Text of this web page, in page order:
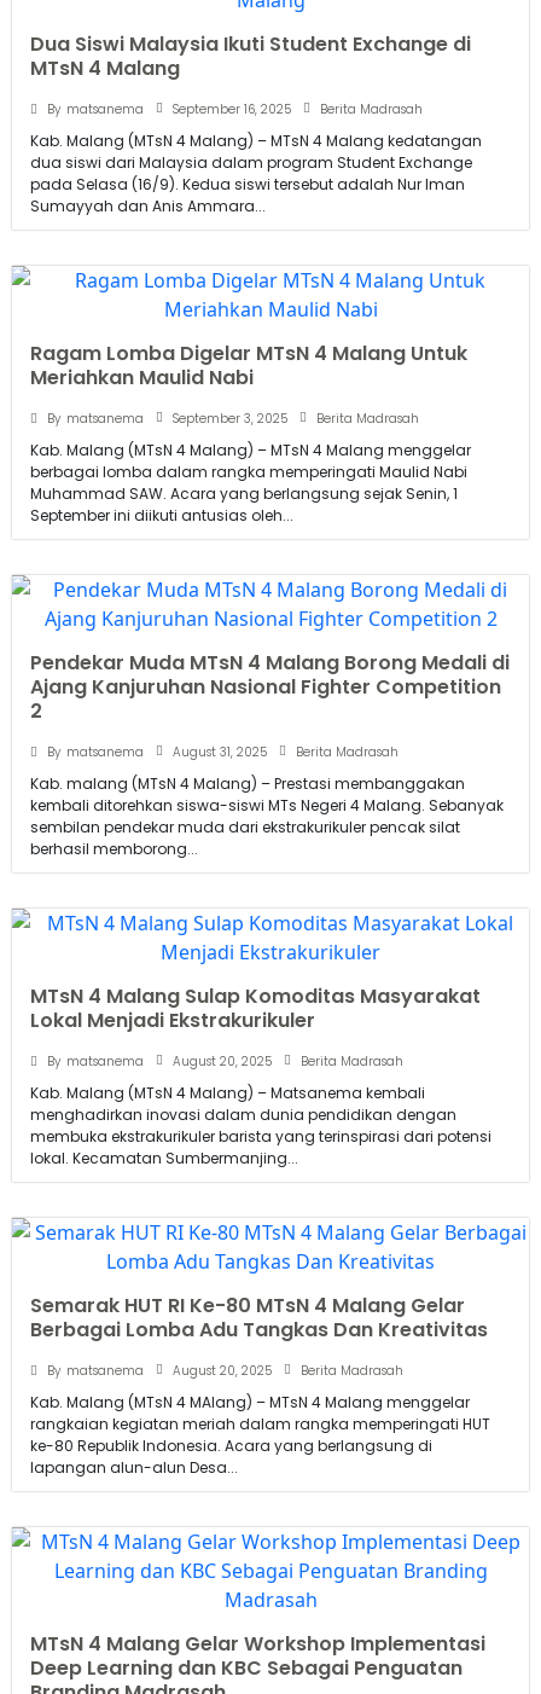
Dua Siswi Malaysia Ikuti Student Exchange di
MTsN 4 Malang
By matsanema September 16, 2025 Berita Madrasah
Kab. Malang (MTsN 4 Malang) – MTsN 4 Malang kedatangan
dua siswi dari Malaysia dalam program Student Exchange
pada Selasa (16/9). Kedua siswi tersebut adalah Nur Iman
Sumayyah dan Anis Ammara...
Ragam Lomba Digelar MTsN 4 Malang Untuk
Meriahkan Maulid Nabi
By matsanema September 3, 2025 Berita Madrasah
Kab. Malang (MTsN 4 Malang) – MTsN 4 Malang menggelar
berbagai lomba dalam rangka memperingati Maulid Nabi
Muhammad SAW. Acara yang berlangsung sejak Senin, 1
September ini diikuti antusias oleh...
Pendekar Muda MTsN 4 Malang Borong Medali di
Ajang Kanjuruhan Nasional Fighter Competition
2
By matsanema August 31, 2025 Berita Madrasah
Kab. malang (MTsN 4 Malang) – Prestasi membanggakan
kembali ditorehkan siswa-siswi MTs Negeri 4 Malang. Sebanyak
sembilan pendekar muda dari ekstrakurikuler pencak silat
berhasil memborong...
MTsN 4 Malang Sulap Komoditas Masyarakat
Lokal Menjadi Ekstrakurikuler
By matsanema August 20, 2025 Berita Madrasah
Kab. Malang (MTsN 4 Malang) – Matsanema kembali
menghadirkan inovasi dalam dunia pendidikan dengan
membuka ekstrakurikuler barista yang terinspirasi dari potensi
lokal. Kecamatan Sumbermanjing...
Semarak HUT RI Ke-80 MTsN 4 Malang Gelar
Berbagai Lomba Adu Tangkas Dan Kreativitas
By matsanema August 20, 2025 Berita Madrasah
Kab. Malang (MTsN 4 MAlang) – MTsN 4 Malang menggelar
rangkaian kegiatan meriah dalam rangka memperingati HUT
ke-80 Republik Indonesia. Acara yang berlangsung di
lapangan alun-alun Desa...
MTsN 4 Malang Gelar Workshop Implementasi
Deep Learning dan KBC Sebagai Penguatan